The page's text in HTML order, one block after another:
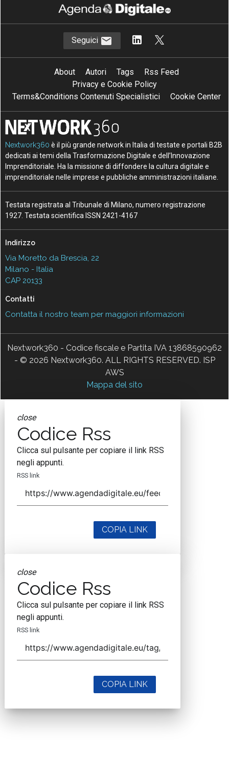
Seguici
About Autori Tags
Rss Feed
Privacy e Cookie Policy
Terms&Conditions Contenuti Specialistici
Cookie Center
Nextwork360 è il più grande network in Italia di testate e portali B2B
dedicati ai temi della Trasformazione Digitale e dell’Innovazione
Imprenditoriale. Ha la missione di diffondere la cultura digitale e
imprenditoriale nelle imprese e pubbliche amministrazioni italiane.
Testata registrata al Tribunale di Milano, numero registrazione
1927. Testata scientifica ISSN 2421-4167
Indirizzo
Via Moretto da Brescia, 22
Milano - Italia
CAP 20133
Contatti
Contatta il nostro team per maggiori informazioni
Nextwork360 - Codice fiscale e Partita IVA 13868590962
- © 2026 Nextwork360. ALL RIGHTS RESERVED. ISP
AWS
Mappa del sito
close
Codice Rss
Clicca sul pulsante per copiare il link RSS
negli appunti.
RSS link
COPIA LINK
close
Codice Rss
Clicca sul pulsante per copiare il link RSS
negli appunti.
RSS link
COPIA LINK